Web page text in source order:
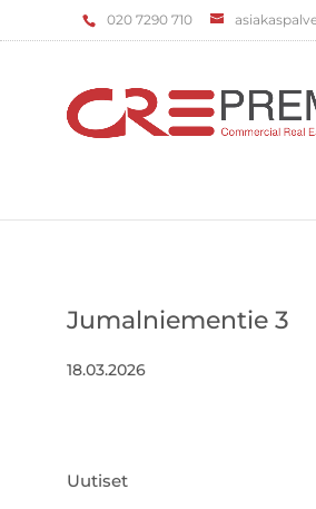
‌020 7290 710
Jumalniementie 3
18.03.2026
Uutiset